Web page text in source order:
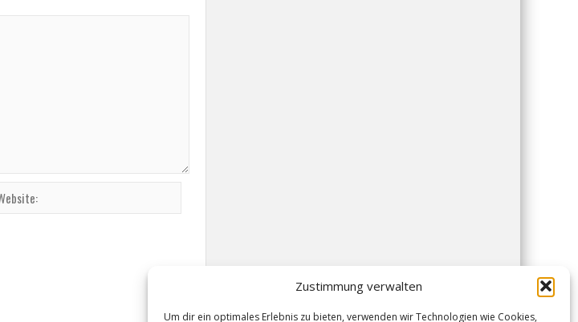
Zustimmung verwalten
Um dir ein optimales Erlebnis zu bieten, verwenden wir Technologien wie Cookies,